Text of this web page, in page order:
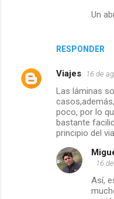
s
RESPONDER
Un
Viajes 16 de
Las láminas
poco, por lo
bastante
principio del
16
Así,